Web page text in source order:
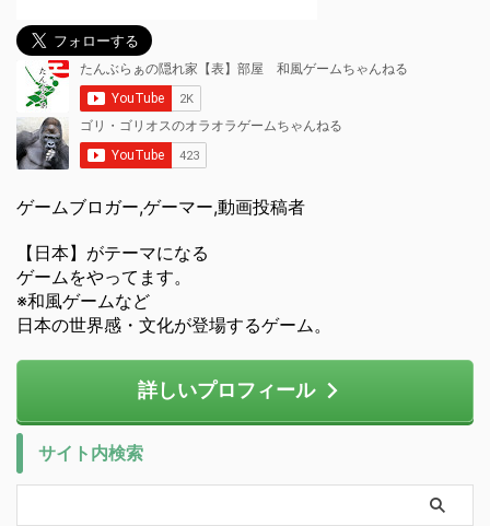
ゲームブロガー,ゲーマー,動画投稿者
【日本】がテーマになる
ゲームをやってます。
※和風ゲームなど
日本の世界感・文化が登場するゲーム。
詳しいプロフィール
サイト内検索